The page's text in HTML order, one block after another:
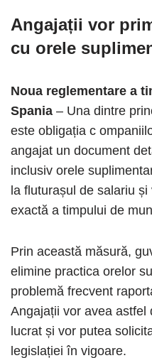
Angajații vor
cu orele
Noua reglementare a
Spania – Una dintre
este obligația c
angajat un document
inclusiv orele
la fluturașul de salariu
exactă a timpului de
Prin această măsură,
elimine practica orelor
problemă frecvent
Angajații vor avea astfel
lucrat și vor putea
legislației în vigoare.